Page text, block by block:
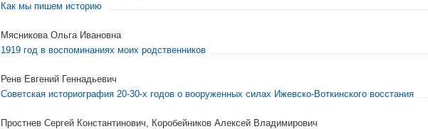
Как мы пишем историю
Мясникова Ольга Ивановна
1919 год в воспоминаниях моих родственников
Ренв Евгений Геннадьевич
Советская историография 20-30-х годов о вооруженных силах Ижевско-Воткинского восстания
Простнев Сергей Константинович, Коробейников Алексей Владимирович